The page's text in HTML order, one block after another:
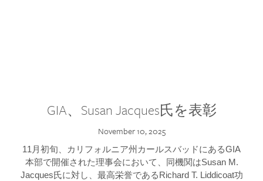
GIA、Susan Jacques氏を表彰
November 10, 2025
11月初旬、カリフォルニア州カールスバッドにあるGIA
本部で開催された理事会において、同機関はSusan M.
Jacques氏に対し、最高栄誉であるRichard T. Liddicoat功